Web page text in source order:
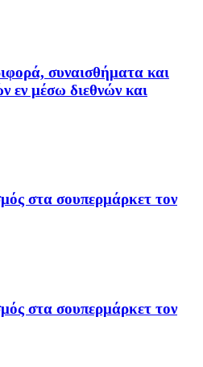
συναισθήματα και
εν μέσω διεθνών και
στα σουπερμάρκετ τον
στα σουπερμάρκετ τον